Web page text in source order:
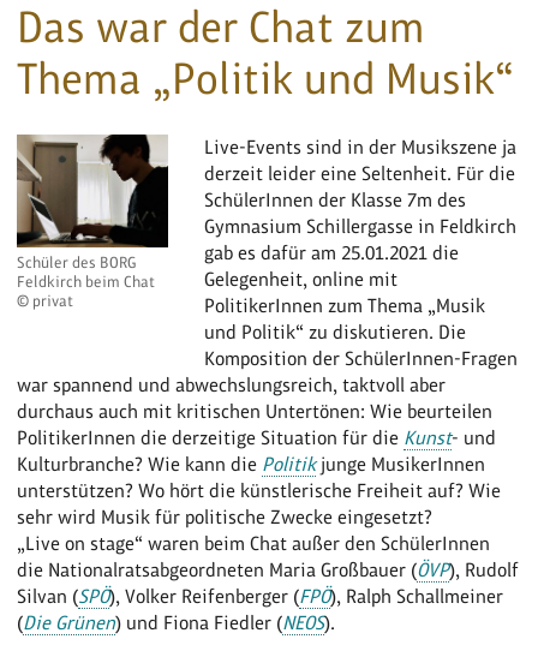
Das war der Chat zum
Thema „Politik und Musik“
Schüler des BORG
Feldkirch beim Chat
© privat
Live-Events sind in der Musikszene ja
derzeit leider eine Seltenheit. Für die
SchülerInnen der Klasse 7m des
Gymnasium Schillergasse in Feldkirch
gab es dafür am 25.01.2021 die
Gelegenheit, online mit
PolitikerInnen zum Thema „Musik
und Politik“ zu diskutieren. Die
Komposition der SchülerInnen-Fragen
war spannend und abwechslungsreich, taktvoll aber
durchaus auch mit kritischen Untertönen: Wie beurteilen
PolitikerInnen die derzeitige Situation für die Kunst- und
Kulturbranche? Wie kann die Politikjunge MusikerInnen
unterstützen? Wo hört die künstlerische Freiheit auf? Wie
sehr wird Musik für politische Zwecke eingesetzt?
„Live on stage“ waren beim Chat außer den SchülerInnen
die Nationalratsabgeordneten Maria Großbauer (ÖVP), Rudolf
Silvan (SPÖ), Volker Reifenberger (FPÖ), Ralph Schallmeiner
(Die Grünen) und Fiona Fiedler (NEOS).